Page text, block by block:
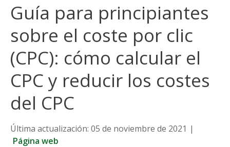
Guía para principiantes
sobre el coste por clic
(CPC): cómo calcular el
CPC y reducir los costes
del CPC
Última actualización: 05 de noviembre de 2021 |
Página web